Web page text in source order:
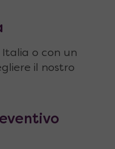
rendere
per tutti
o con un
il nostro